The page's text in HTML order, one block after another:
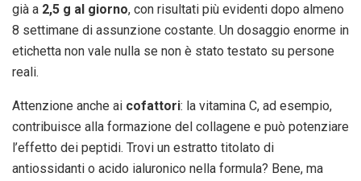
già a 2,5 g al giorno, con risultati più evidenti dopo almeno
8 settimane di assunzione costante. Un dosaggio enorme in
etichetta non vale nulla se non è stato testato su persone
reali.
Attenzione anche ai cofattori: la vitamina C, ad esempio,
contribuisce alla formazione del collagene e può potenziare
l’effetto dei peptidi. Trovi un estratto titolato di
antiossidanti o acido ialuronico nella formula? Bene, ma